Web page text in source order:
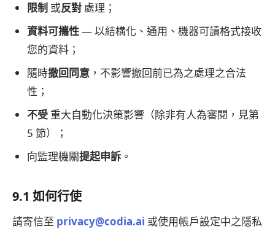
限制 或反對 處理；
資料可攜性— 以結構化、通用、機器可讀格式接收
您的資料；
隨時撤回同意 ，不影響撤回前已為之處理之合法
性；
不受 重大自動化決策影響（除非有人為審閱，見第
5 節）；
向監理機關提起申訴 。
9.1 如何行使
請寄信至 privacy@codia.ai 或使用帳戶設定中之隱私